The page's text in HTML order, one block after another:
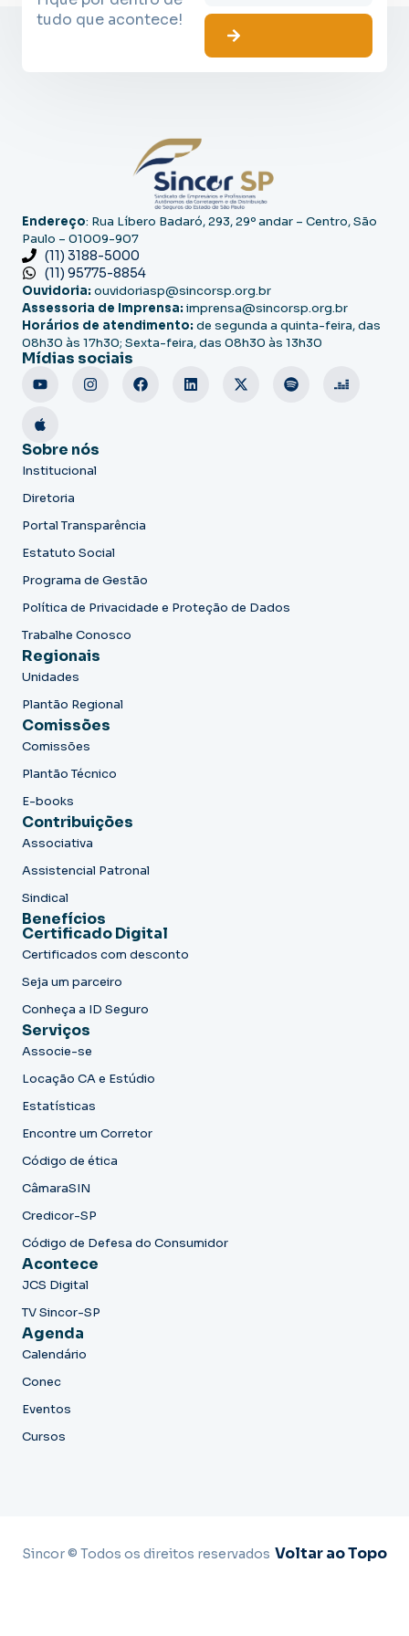
tudo que acontece!
Endereço: Rua Líbero Badaró, 293, 29º andar – Centro, São
Paulo – 01009-907
(11) 3188-5000
(11) 95775-8854
Ouvidoria: ouvidoriasp@sincorsp.org.br
Assessoria de Imprensa: imprensa@sincorsp.org.br
Horários de atendimento: de segunda a quinta-feira, das
08h30 às 17h30; Sexta-feira, das 08h30 às 13h30
Mídias sociais
Sobre nós
Institucional
Diretoria
Portal Transparência
Estatuto Social
Programa de Gestão
Política de Privacidade e Proteção de Dados
Trabalhe Conosco
Regionais
Unidades
Plantão Regional
Comissões
Comissões
Plantão Técnico
E-books
Contribuições
Associativa
Assistencial Patronal
Sindical
Benefícios
Certificado Digital
Certificados com desconto
Seja um parceiro
Conheça a ID Seguro
Serviços
Associe-se
Locação CA e Estúdio
Estatísticas
Encontre um Corretor
Código de ética
CâmaraSIN
Credicor-SP
Código de Defesa do Consumidor
Acontece
JCS Digital
TV Sincor-SP
Agenda
Calendário
Conec
Eventos
Cursos
Sincor © Todos os direitos reservados Voltar ao Topo